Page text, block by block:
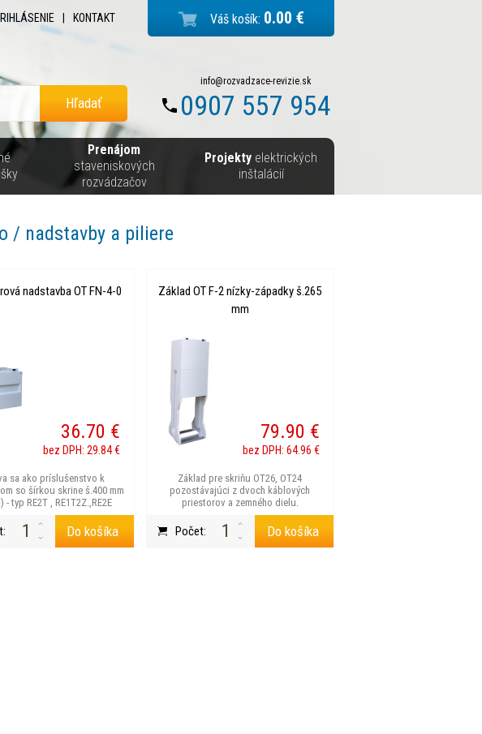
KONTAKT Váš košík: 0.00 €
Hľadať
info@rozvadzace-revizie.sk
0907 557 954
Prenájom
staveniskových
rozvádzačov
Projekty elektrických
inštalácií
/ nadstavby a piliere
nadstavba OT FN-4-0
sa ako príslušenstvo k
so šírkou skrine š.400 mm
- typ RE2T , RE1T2Z.,RE2E
36.70 €
bez DPH: 29.84 €
Do košíka
Základ OT F-2 nízky-západky š.265
mm
Základ pre skriňu OT26, OT24
pozostávajúci z dvoch káblových
priestorov a zemného dielu.
79.90 €
bez DPH: 64.96 €
Počet: Do košíka